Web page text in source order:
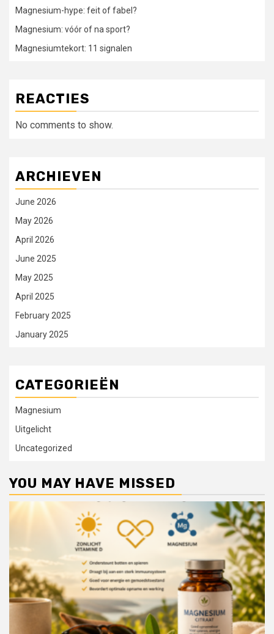
Magnesium-hype: feit of fabel?
Magnesium: vóór of na sport?
Magnesiumtekort: 11 signalen
REACTIES
No comments to show.
ARCHIEVEN
June 2026
May 2026
April 2026
June 2025
May 2025
April 2025
February 2025
January 2025
CATEGORIEËN
Magnesium
Uitgelicht
Uncategorized
YOU MAY HAVE MISSED